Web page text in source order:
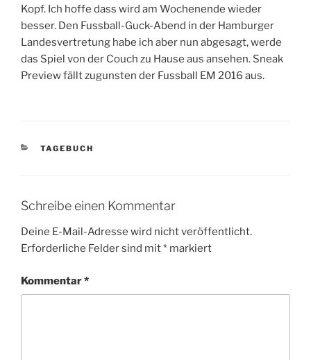
Kopf. Ich hoffe dass wird am Wochenende wieder
besser. Den Fussball-Guck-Abend in der Hamburger
Landesvertretung habe ich aber nun abgesagt, werde
das Spiel von der Couch zu Hause aus ansehen. Sneak
Preview fällt zugunsten der Fussball EM 2016 aus.
KATEGORIEN
TAGEBUCH
Schreibe einen Kommentar
Deine E-Mail-Adresse wird nicht veröffentlicht.
Erforderliche Felder sind mit* markiert
Kommentar*